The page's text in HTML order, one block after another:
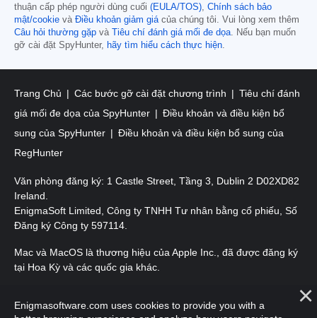
thuận cấp phép người dùng cuối (EULA/TOS) Chính sách bảo
mật/cookie và Điều khoản giảm giá của chúng tôi. Vui lòng xem thêm
Câu hỏi thường gặp và Tiêu chí đánh giá mối đe dọa . Nếu bạn muốn
gỡ cài đặt SpyHunter,
hãy tìm hiểu cách thực hiện
Trang Chủ Các bước gỡ cài đặt chương trình
Tiêu chí đánh
giá mối đe dọa của SpyHunter
Điều khoản và điều kiện bổ
sung của SpyHunter
Điều khoản và điều kiện bổ sung của
RegHunter
Văn phòng đăng ký: 1 Castle Street, Tầng 3, Dublin 2 D02XD82
Ireland.
EnigmaSoft Limited, Công ty TNHH Tư nhân bằng cổ phiếu, Số
Đăng ký Công ty 597114.
Mac và MacOS là thương hiệu của Apple Inc., đã được đăng ký
tại Hoa Kỳ và các quốc gia khác.
lưu.
Enigmasoftware.com uses cookies to provide you with a